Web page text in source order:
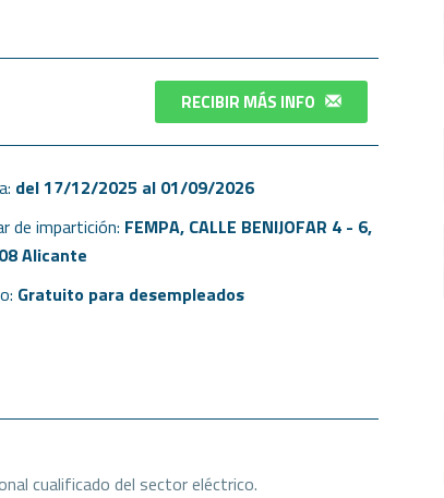
RECIBIR MÁS INFO
del 17/12/2025 al 01/09/2026
de impartición: FEMPA, CALLE BENIJOFAR 4 - 6,
Alicante
Gratuito para desempleados
cualificado del sector eléctrico.